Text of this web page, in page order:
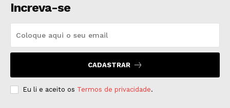
Increva-se
CADASTRAR
Eu li e aceito os Termos de privacidade.